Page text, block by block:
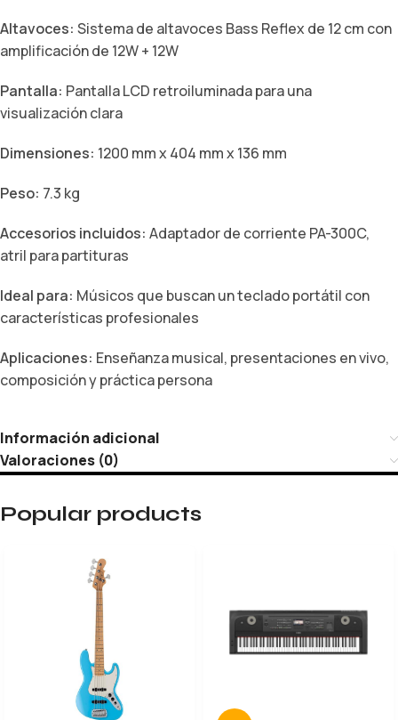
Altavoces: Sistema de altavoces Bass Reflex de 12 cm con
amplificación de 12W + 12W
Pantalla: Pantalla LCD retroiluminada para una
visualización clara
Dimensiones: 1200 mm x 404 mm x 136 mm
Peso: 7.3 kg
Accesorios incluidos: Adaptador de corriente PA-300C,
atril para partituras
Ideal para: Músicos que buscan un teclado portátil con
características profesionales
Aplicaciones: Enseñanza musical, presentaciones en vivo,
composición y práctica persona
Información adicional
Valoraciones (0)
Popular products